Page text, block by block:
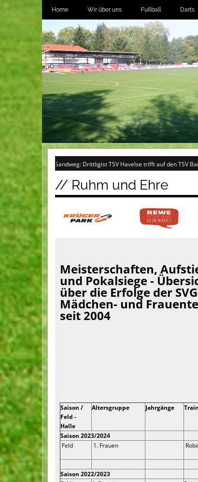
Home Wir über uns Fußball Darts
am Sandweg: Drittligist TSV Havelse trifft auf den TSV Barockstadt
// Ruhm und Ehre
Meisterschaften,
und Pokalsiege -
über die Erfolge der SVG
Mädchen- und
seit 2004
Saison /
Feld -
Halle
Altersgruppe Jahrgänge
Saison 2023/2024
Feld
1. Frauen
Saison 2022/2023